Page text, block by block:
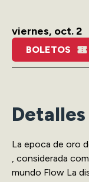
viernes, oct.2
BOLETOS
La epoca de oro
, considerada
mundo Flow La